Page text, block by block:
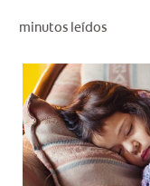
minutos leídos